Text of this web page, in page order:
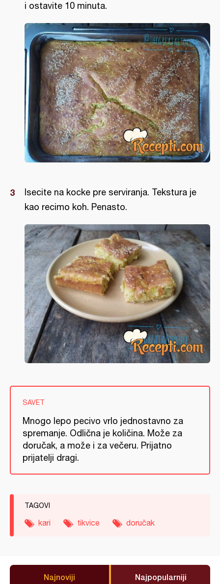
i ostavite 10 minuta.
Isecite na kocke pre serviranja. Tekstura je
kao recimo koh. Penasto.
SAVET
Mnogo lepo pecivo vrlo jednostavno za
spremanje. Odlična je količina. Može za
doručak, a može i za večeru. Prijatno
prijatelji dragi.
TAGOVI
kari tikvice doručak
Najnoviji Najpopularniji